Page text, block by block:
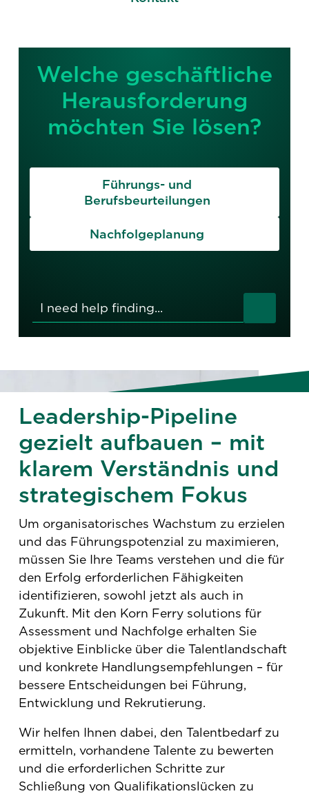
Welche geschäftliche
Herausforderung
möchten Sie lösen?
Führungs- und
Berufsbeurteilungen
Nachfolgeplanung
Leadership-Pipeline
gezielt aufbauen – mit
klarem Verständnis und
strategischem Fokus
Um organisatorisches Wachstum zu erzielen
und das Führungspotenzial zu maximieren,
müssen Sie Ihre Teams verstehen und die für
den Erfolg erforderlichen Fähigkeiten
identifizieren, sowohl jetzt als auch in
Zukunft. Mit den Korn Ferry solutions für
Assessment und Nachfolge erhalten Sie
objektive Einblicke über die Talentlandschaft
und konkrete Handlungsempfehlungen – für
bessere Entscheidungen bei Führung,
Entwicklung und Rekrutierung.
Wir helfen Ihnen dabei, den Talentbedarf zu
ermitteln, vorhandene Talente zu bewerten
und die erforderlichen Schritte zur
Schließung von Qualifikationslücken zu